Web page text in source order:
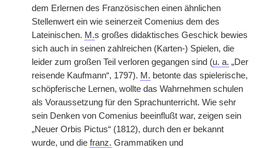
dem Erlernen des Französischen einen ähnlichen
Stellenwert ein wie seinerzeit Comenius dem des
Lateinischen. M.s großes didaktisches Geschick bewies
sich auch in seinen zahlreichen (Karten-) Spielen, die
leider zum großen Teil verloren gegangen sind (u. a. „Der
reisende Kaufmann“, 1797). M. betonte das spielerische,
schöpferische Lernen, wollte das Wahrnehmen schulen
als Voraussetzung für den Sprachunterricht. Wie sehr
sein Denken von Comenius beeinflußt war, zeigen sein
„Neuer Orbis Pictus“ (1812), durch den er bekannt
wurde, und die franz. Grammatiken und